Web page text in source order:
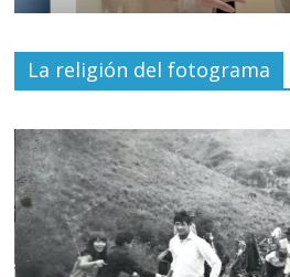
La religión del fotograma